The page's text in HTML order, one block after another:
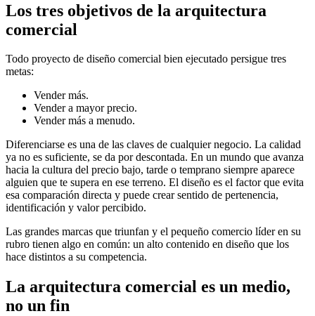
Los tres objetivos de la arquitectura
comercial
Todo proyecto de diseño comercial bien ejecutado persigue tres
metas:
Vender más.
Vender a mayor precio.
Vender más a menudo.
Diferenciarse es una de las claves de cualquier negocio. La calidad
ya no es suficiente, se da por descontada. En un mundo que avanza
hacia la cultura del precio bajo, tarde o temprano siempre aparece
alguien que te supera en ese terreno. El diseño es el factor que evita
esa comparación directa y puede crear sentido de pertenencia,
identificación y valor percibido.
Las grandes marcas que triunfan y el pequeño comercio líder en su
rubro tienen algo en común: un alto contenido en diseño que los
hace distintos a su competencia.
La arquitectura comercial es un medio,
no un fin